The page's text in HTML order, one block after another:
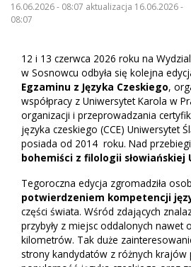
16.06.2026 - 08:07 aktualizacja 16.06.2026 -
08:07
12 i 13 czerwca 2026 roku na
w Sosnowcu odbyła się kolejna
Egzaminu z Języka Czeskiego,
współpracy z Uniwersytet Karola w
organizacji i przeprowadzania
języka czeskiego (CCE) Uniwersytet
posiada od 2014 roku. Nad
bohemiści z filologii słowiańskiej
Tegoroczna edycja zgromadziła
potwierdzeniem kompetencji
części świata. Wśród zdających
przybyły z miejsc oddalonych nawet
kilometrów. Tak duże
strony kandydatów z różnych krajów